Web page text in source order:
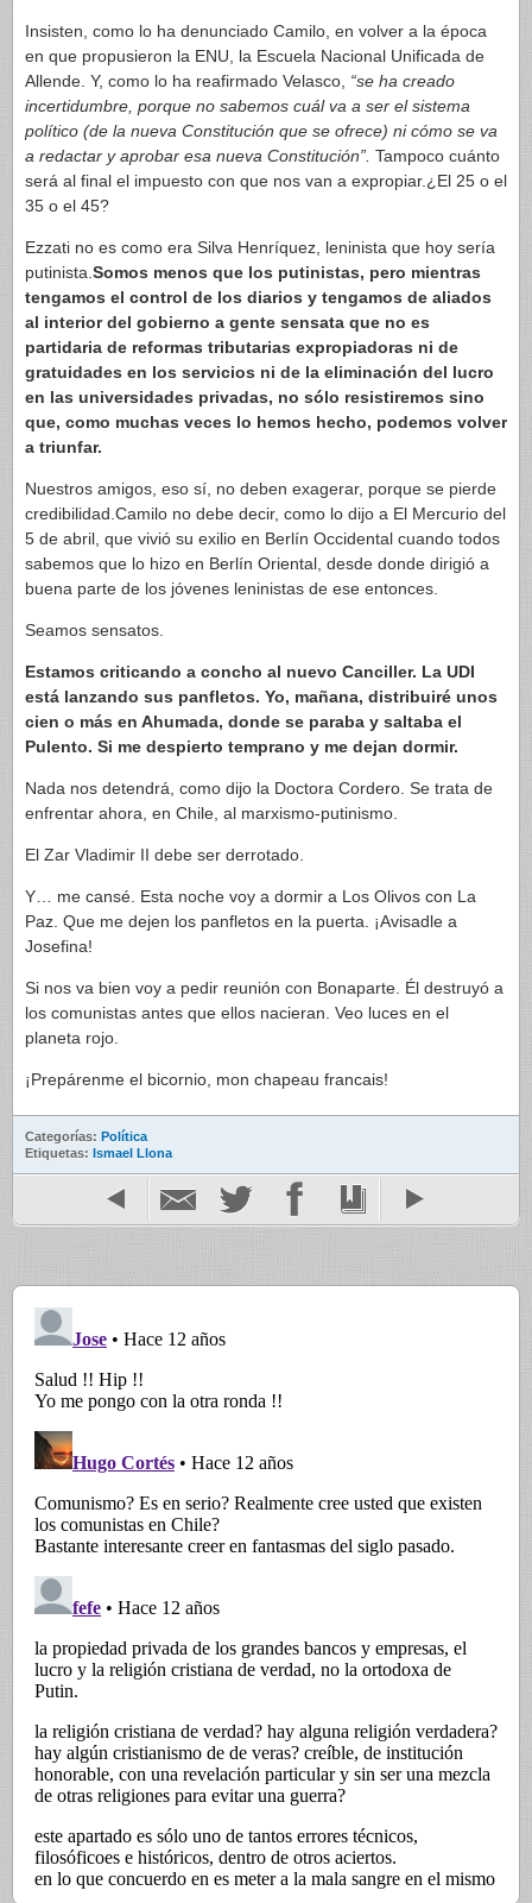
Insisten, como lo ha denunciado Camilo, en volver a la época
en que propusieron la ENU, la Escuela Nacional Unificada de
Allende. Y, como lo ha reafirmado Velasco, “se ha creado
incertidumbre, porque no sabemos cuál va a ser el sistema
político (de la nueva Constitución que se ofrece) ni cómo se va
a redactar y aprobar esa nueva Constitución”. Tampoco cuánto
será al final el impuesto con que nos van a expropiar.¿El 25 o el
35 o el 45?
Ezzati no es como era Silva Henríquez, leninista que hoy sería
putinista. Somos menos que los putinistas, pero mientras
tengamos el control de los diarios y tengamos de aliados
al interior del gobierno a gente sensata que no es
partidaria de reformas tributarias expropiadoras ni de
gratuidades en los servicios ni de la eliminación del lucro
en las universidades privadas, no sólo resistiremos sino
que, como muchas veces lo hemos hecho, podemos volver
a triunfar.
Nuestros amigos, eso sí, no deben exagerar, porque se pierde
credibilidad.Camilo no debe decir, como lo dijo a El Mercurio del
5 de abril, que vivió su exilio en Berlín Occidental cuando todos
sabemos que lo hizo en Berlín Oriental, desde donde dirigió a
buena parte de los jóvenes leninistas de ese entonces.
Seamos sensatos.
Estamos criticando a concho al nuevo Canciller. La UDI
está lanzando sus panfletos. Yo, mañana, distribuiré unos
cien o más en Ahumada, donde se paraba y saltaba el
Pulento. Si me despierto temprano y me dejan dormir.
Nada nos detendrá, como dijo la Doctora Cordero. Se trata de
enfrentar ahora, en Chile, al marxismo-putinismo.
El Zar Vladimir II debe ser derrotado.
Y… me cansé. Esta noche voy a dormir a Los Olivos con La
Paz. Que me dejen los panfletos en la puerta. ¡Avisadle a
Josefina!
Si nos va bien voy a pedir reunión con Bonaparte. Él destruyó a
los comunistas antes que ellos nacieran. Veo luces en el
planeta rojo.
¡Prepárenme el bicornio, mon chapeau francais!
Categorías: Política
Etiquetas: Ismael Llona